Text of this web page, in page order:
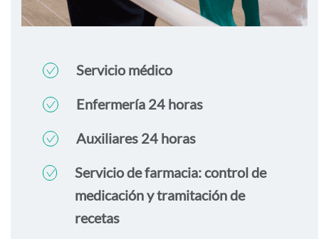
Servicio médico
Enfermería 24 horas
Auxiliares 24 horas
Servicio de farmacia: control de
medicación y tramitación de
recetas